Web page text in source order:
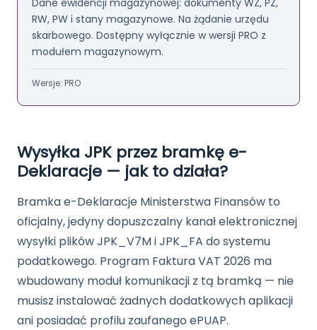
Dane ewidencji magazynowej: dokumenty WZ, PZ,
RW, PW i stany magazynowe. Na żądanie urzędu
skarbowego. Dostępny wyłącznie w wersji PRO z
modułem magazynowym.
Wersje: PRO
Wysyłka JPK przez bramkę e-
Deklaracje — jak to działa?
Bramka e-Deklaracje Ministerstwa Finansów to
oficjalny, jedyny dopuszczalny kanał elektronicznej
wysyłki plików JPK_V7M i JPK_FA do systemu
podatkowego. Program Faktura VAT 2026 ma
wbudowany moduł komunikacji z tą bramką — nie
musisz instalować żadnych dodatkowych aplikacji
ani posiadać profilu zaufanego ePUAP.